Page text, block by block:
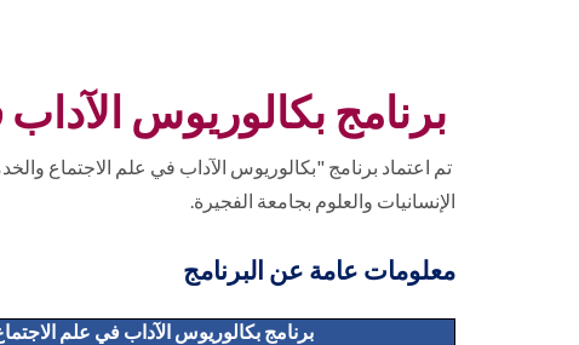
برنامج بكالوريوس
الإنسانيات والعلوم بجامعة الفجيرة.
معلومات عامة عن البرنامج
برنامج بكالوريوس الآداب في علم